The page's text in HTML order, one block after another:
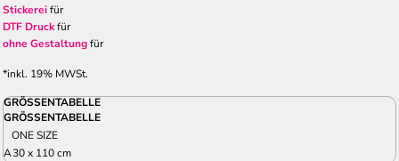
Stickereifür
DTF Druckfür
ohne Gestaltungfür
*inkl. 19% MWSt.
GRÖSSENTABELLE
GRÖSSENTABELLE
ONE SIZE
A30 x 110 cm